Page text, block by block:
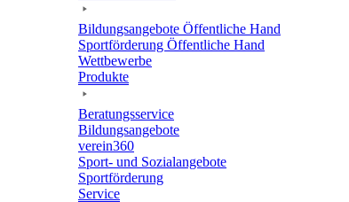
Bildungs­an­ge­bote Öffent­li­che Hand
Sport­för­de­rung Öffent­li­che Hand
Wett­be­werbe
Produkte
Bera­tungs­ser­vice
Bildungs­an­ge­bote
verein360
Sport- und Sozialangebote
Sport­för­de­rung
Service